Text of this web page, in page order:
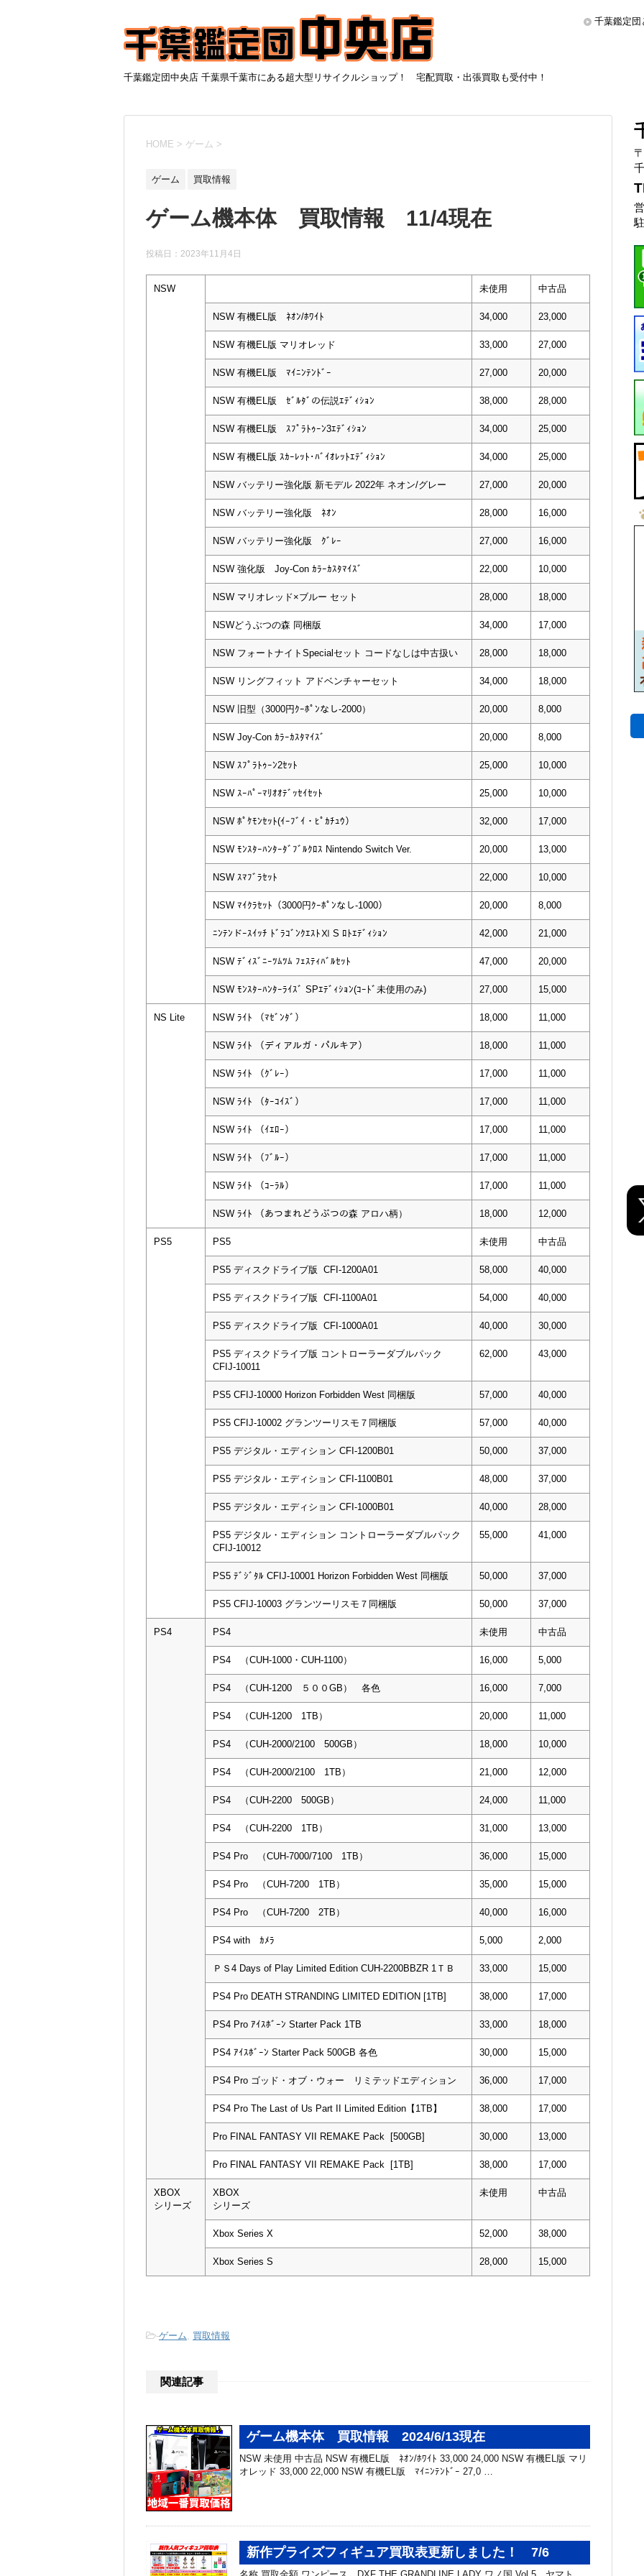
千葉鑑定団中央店 千葉県千葉市にある超大型リサイクルショップ！ 宅配買取・出張買取も受付中！
千葉鑑定団
HOME > ゲーム >
ゲーム 買取情報
ゲーム機本体 買取情報 11/4現在
投稿日： 2023年11月4日
NSW 未使用 中古品
NSW 有機EL版 ﾈｵﾝ/ﾎﾜｲﾄ 34,000 23,000
NSW 有機EL版 マリオレッド 33,000 27,000
NSW 有機EL版 ﾏｲﾆﾝﾃﾝﾄﾞｰ 27,000 20,000
NSW 有機EL版 ｾﾞﾙﾀﾞの伝説ｴﾃﾞｨｼｮﾝ 38,000 28,000
NSW 有機EL版 ｽﾌﾟﾗﾄｩｰﾝ3ｴﾃﾞｨｼｮﾝ 34,000 25,000
NSW 有機EL版 ｽｶｰﾚｯﾄ･ﾊﾞｲｵﾚｯﾄｴﾃﾞｨｼｮﾝ 34,000 25,000
NSW バッテリー強化版 新モデル 2022年 ネオン/グレー 27,000 20,000
NSW バッテリー強化版 ﾈｵﾝ 28,000 16,000
NSW バッテリー強化版 ｸﾞﾚｰ 27,000 16,000
NSW 強化版 Joy-Con ｶﾗｰｶｽﾀﾏｲｽﾞ 22,000 10,000
NSW マリオレッド×ブルー セット 28,000 18,000
NSWどうぶつの森 同梱版 34,000 17,000
NSW フォートナイトSpecialセット コードなしは中古扱い 28,000 18,000
NSW リングフィット アドベンチャーセット 34,000 18,000
NSW 旧型（3000円ｸｰﾎﾟﾝなし-2000） 20,000 8,000
NSW Joy-Con ｶﾗｰｶｽﾀﾏｲｽﾞ 20,000 8,000
NSW ｽﾌﾟﾗﾄｩｰﾝ2ｾｯﾄ 25,000 10,000
NSW ｽｰﾊﾟｰﾏﾘｵｵﾃﾞｯｾｲｾｯﾄ 25,000 10,000
NSW ﾎﾟｹﾓﾝｾｯﾄ(ｲｰﾌﾞｲ・ﾋﾟｶﾁｭｳ） 32,000 17,000
NSW ﾓﾝｽﾀｰﾊﾝﾀｰﾀﾞﾌﾞﾙｸﾛｽ Nintendo Switch Ver. 20,000 13,000
NSW ｽﾏﾌﾞﾗｾｯﾄ 22,000 10,000
NSW ﾏｲｸﾗｾｯﾄ（3000円ｸｰﾎﾟﾝなし-1000） 20,000 8,000
ﾆﾝﾃﾝドｰｽｲｯﾁ ﾄﾞﾗｺﾞﾝｸｴｽﾄⅪ S ﾛﾄｴﾃﾞｨｼｮﾝ 42,000 21,000
NSW ﾃﾞｨｽﾞﾆｰﾂﾑﾂﾑ ﾌｪｽﾃｨﾊﾞﾙｾｯﾄ 47,000 20,000
NSW ﾓﾝｽﾀｰﾊﾝﾀｰﾗｲｽﾞ SPｴﾃﾞｨｼｮﾝ(ｺｰﾄﾞ未使用のみ) 27,000 15,000
NS Lite NSW ﾗｲﾄ （ﾏｾﾞﾝﾀﾞ） 18,000 11,000
NSW ﾗｲﾄ （ディアルガ・パルキア） 18,000 11,000
NSW ﾗｲﾄ （ｸﾞﾚｰ） 17,000 11,000
NSW ﾗｲﾄ （ﾀｰｺｲｽﾞ） 17,000 11,000
NSW ﾗｲﾄ （ｲｴﾛｰ） 17,000 11,000
NSW ﾗｲﾄ （ﾌﾞﾙｰ） 17,000 11,000
NSW ﾗｲﾄ （ｺｰﾗﾙ） 17,000 11,000
NSW ﾗｲﾄ （あつまれどうぶつの森 アロハ柄） 18,000 12,000
PS5 PS5 未使用 中古品
PS5 ディスクドライブ版 CFI-1200A01 58,000 40,000
PS5 ディスクドライブ版 CFI-1100A01 54,000 40,000
PS5 ディスクドライブ版 CFI-1000A01 40,000 30,000
PS5 ディスクドライブ版 コントローラーダブルパック
CFIJ-10011
62,000 43,000
PS5 CFIJ-10000 Horizon Forbidden West 同梱版 57,000 40,000
PS5 CFIJ-10002 グランツーリスモ７同梱版 57,000 40,000
PS5 デジタル・エディション CFI-1200B01 50,000 37,000
PS5 デジタル・エディション CFI-1100B01 48,000 37,000
PS5 デジタル・エディション CFI-1000B01 40,000 28,000
PS5 デジタル・エディション コントローラーダブルパック
CFIJ-10012
55,000 41,000
PS5 ﾃﾞｼﾞﾀﾙ CFIJ-10001 Horizon Forbidden West 同梱版 50,000 37,000
PS5 CFIJ-10003 グランツーリスモ７同梱版 50,000 37,000
PS4 PS4 未使用 中古品
PS4 （CUH-1000・CUH-1100） 16,000 5,000
PS4 （CUH-1200 ５００GB） 各色 16,000 7,000
PS4 （CUH-1200 1TB） 20,000 11,000
PS4 （CUH-2000/2100 500GB） 18,000 10,000
PS4 （CUH-2000/2100 1TB） 21,000 12,000
PS4 （CUH-2200 500GB） 24,000 11,000
PS4 （CUH-2200 1TB） 31,000 13,000
PS4 Pro （CUH-7000/7100 1TB） 36,000 15,000
PS4 Pro （CUH-7200 1TB） 35,000 15,000
PS4 Pro （CUH-7200 2TB） 40,000 16,000
PS4 with ｶﾒﾗ 5,000 2,000
ＰＳ4 Days of Play Limited Edition CUH-2200BBZR 1ＴＢ 33,000 15,000
PS4 Pro DEATH STRANDING LIMITED EDITION [1TB] 38,000 17,000
PS4 Pro ｱｲｽﾎﾞｰﾝ Starter Pack 1TB 33,000 18,000
PS4 ｱｲｽﾎﾞｰﾝ Starter Pack 500GB 各色 30,000 15,000
PS4 Pro ゴッド・オブ・ウォー リミテッドエディション 36,000 17,000
PS4 Pro The Last of Us Part II Limited Edition【1TB】 38,000 17,000
Pro FINAL FANTASY VII REMAKE Pack [500GB] 30,000 13,000
Pro FINAL FANTASY VII REMAKE Pack [1TB] 38,000 17,000
XBOX
シリーズ
XBOX
シリーズ
未使用 中古品
Xbox Series X 52,000 38,000
Xbox Series S 28,000 15,000
-ゲーム, 買取情報
関連記事
ゲーム機本体 買取情報 2024/6/13現在
NSW 未使用 中古品 NSW 有機EL版 ﾈｵﾝ/ﾎﾜｲﾄ 33,000 24,000 NSW 有機EL版 マリ
オレッド 33,000 22,000 NSW 有機EL版 ﾏｲﾆﾝﾃﾝﾄﾞｰ 27,0 …
新作プライズフィギュア買取表更新しました！ 7/6